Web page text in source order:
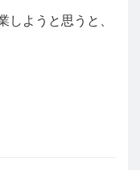
しようと思うと、